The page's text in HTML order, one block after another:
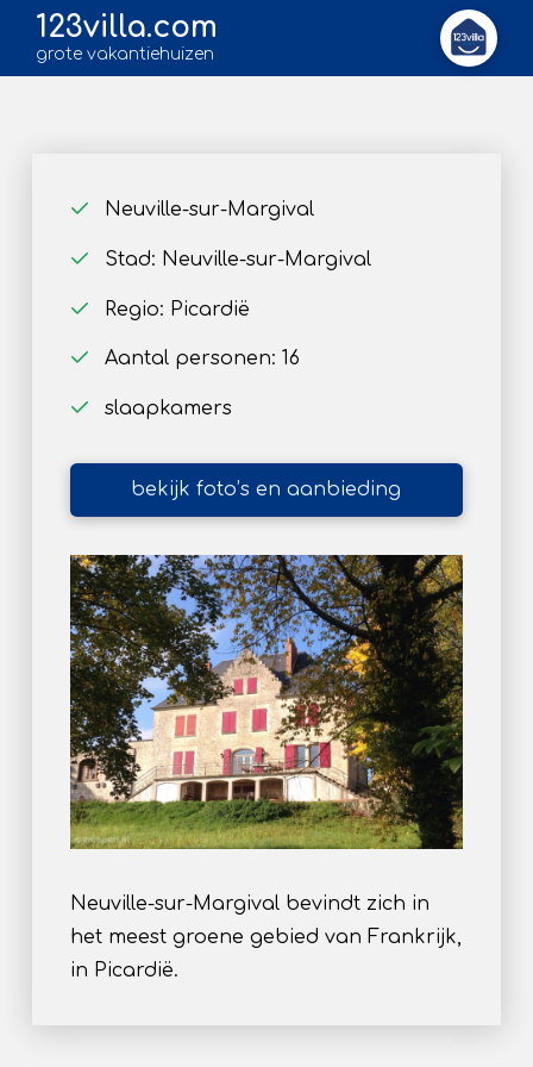
123villa.com
grote vakantiehuizen
Neuville-sur-Margival
Stad: Neuville-sur-Margival
Regio: Picardië
Aantal personen: 16
slaapkamers
bekijk foto’s en aanbieding
Neuville-sur-Margival bevindt zich in
het meest groene gebied van Frankrijk,
in Picardië.